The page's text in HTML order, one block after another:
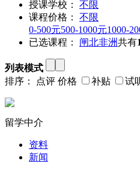
授课学校：
不限
课程价格：
不限
0-500元500-1000元1000-
已选课程：
闸北非洲共有
列表模式
排序：
点评 价格 补贴 试
留学中介
资料
新闻